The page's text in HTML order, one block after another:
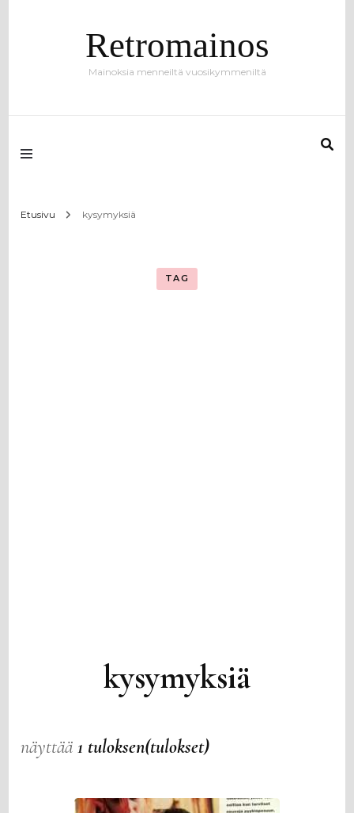
Retromainos
Mainoksia menneiltä vuosikymmeniltä
Etusivu kysymyksiä
TAG
kysymyksiä
näyttää1 tuloksen(tulokset)